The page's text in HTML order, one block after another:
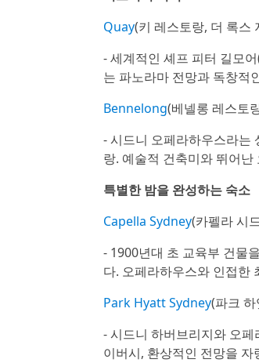
Quay(키 레스토랑, 더 록스
- 세계적인 셰프 피터 길모
는 파노라마 전망과 독창적
Bennelong(베넬롱 레스토
- 시드니 오페라하우스라는
랑. 예술적 건축미와 뛰어
특별한 밤을 완성하는 숙소
Capella Sydney(카펠라 시
- 1900년대 초 교육부 건물
다. 오페라하우스와 인접한
Park Hyatt Sydney(파크
- 시드니 하버브리지와 오
이버시, 환상적인 전망을 자